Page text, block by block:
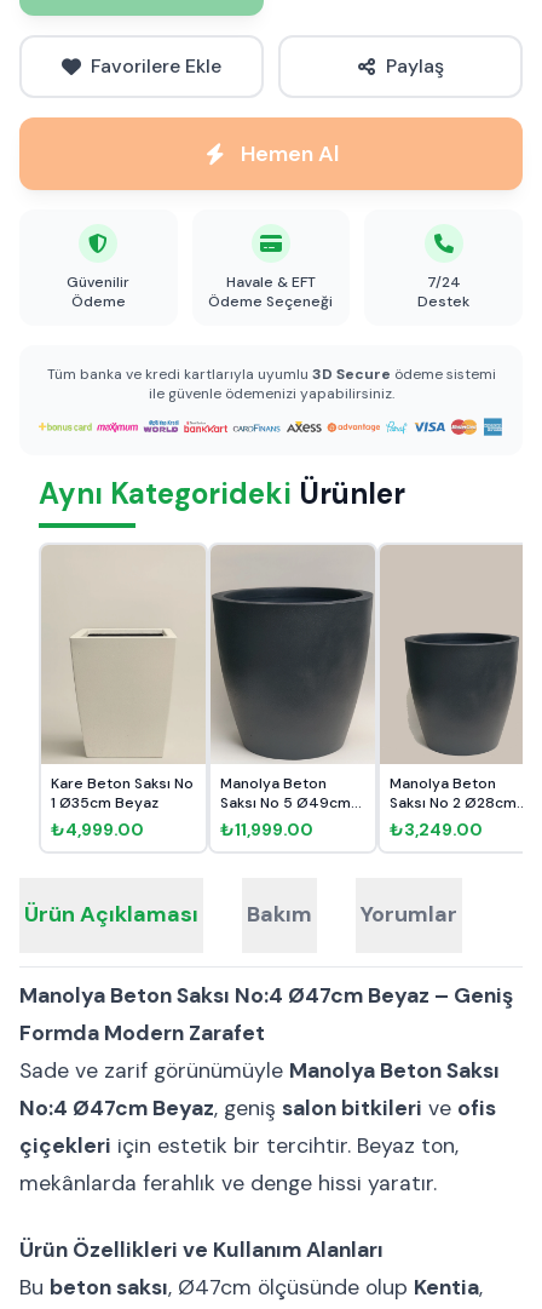
Favorilere Ekle Paylaş
Hemen Al
Güvenilir
Ödeme
Havale & EFT
Ödeme Seçeneği
7/24
Destek
Tüm banka ve kredi kartlarıyla uyumlu 3D Secure ödeme sistemi
ile güvenle ödemenizi yapabilirsiniz.
Aynı Kategorideki Ürünler
Kare Beton Saksı No
1 Ø35cm Beyaz
₺4,999.00
Manolya Beton
Saksı No 5 Ø49cm
Antrasit
₺11,999.00
Manolya Beton
Saksı No 2 Ø28cm
Antrasit
₺3,249.00
Ürün Açıklaması Bakım Yorumlar
Manolya Beton Saksı No:4 Ø47cm Beyaz – Geniş
Formda Modern Zarafet
Sade ve zarif görünümüyle Manolya Beton Saksı
No:4 Ø47cm Beyaz, geniş salon bitkileri ve ofis
çiçekleri için estetik bir tercihtir. Beyaz ton,
mekânlarda ferahlık ve denge hissi yaratır.
Ürün Özellikleri ve Kullanım Alanları
Bu beton saksı, Ø47cm ölçüsünde olup Kentia,